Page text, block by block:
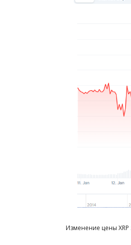
Изменение цены